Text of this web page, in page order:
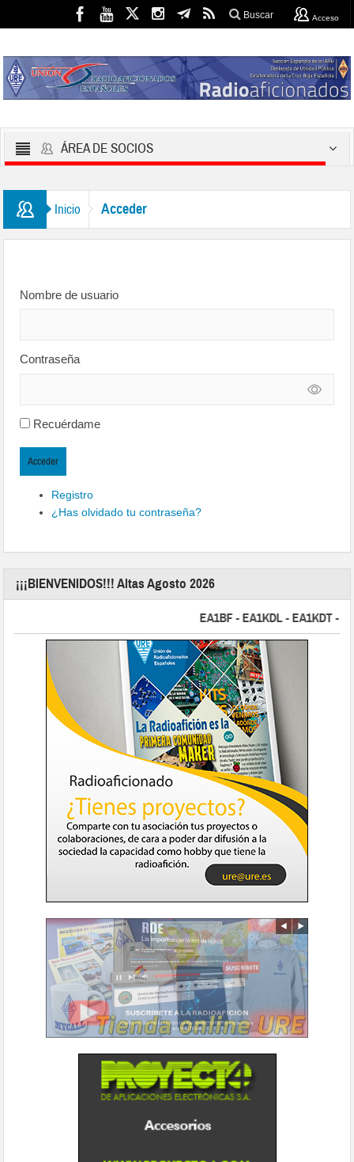
Buscar Acceso
ÁREA DE SOCIOS
Inicio Acceder
Nombre de usuario
Contraseña
Recuérdame
Acceder
Registro
¿Has olvidado tu contraseña?
¡¡¡BIENVENIDOS!!! Altas Agosto 2026
EA1BF - EA1KDL - EA1KDT -